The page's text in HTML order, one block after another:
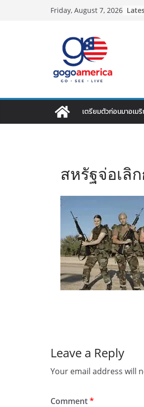
Friday, August 7, 2026
เตรียมตัวก่อนมาอเมริ
สหรัฐจ่อเลิ
Leave a Reply
Your email address will
Comment*